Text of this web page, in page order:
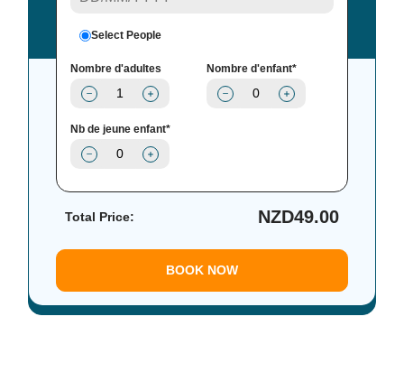
Select People
Nombre d'adultes Nombre d'enfant*
Nb de jeune enfant*
Total Price: NZD49.00
BOOK NOW